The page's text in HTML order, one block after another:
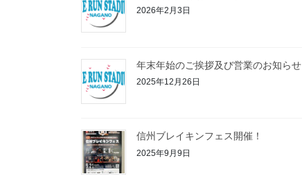
2026年2月3日
年末年始のご挨拶及び営業のお知らせ
2025年12月26日
信州ブレイキンフェス開催！
2025年9月9日